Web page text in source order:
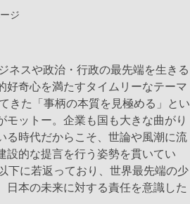
ジ
ネスや政治・行政の最先端を生きる
好奇心を満たすタイムリーなテーマ
きた「事柄の本質を見極める」とい
モットー。企業も国も大きな曲がり
る時代だからこそ、世論や風潮に流
設的な提言を行う姿勢を貫いてい
下に若返っており、世界最先端の少
日本の未来に対する責任を意識した